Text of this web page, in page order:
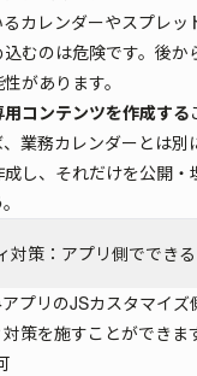
カレンダーやスプレッ
むのは危険です。後か
があります。
コンテンツを作成する
業務カレンダーとは別
し、それだけを公開・
対策：アプリ側ででき
プリのJSカスタマイズ
策を施すことができま